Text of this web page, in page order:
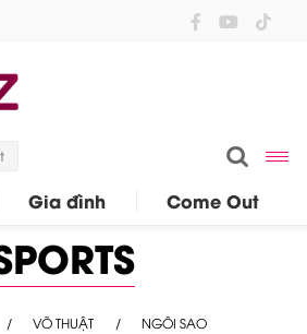
Gia đình Come Out
VÕ THUẬT NGÔI SAO